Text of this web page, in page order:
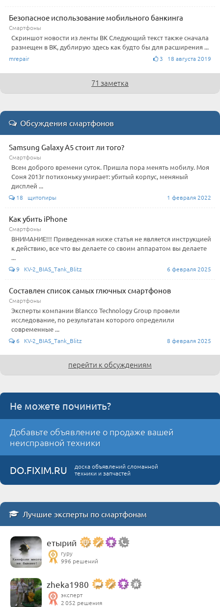
Безопасное использование мобильного банкинга
Смартфоны
Скриншот новости из ленты ВК Следующий текст также сначала
размещен в ВК, дублирую здесь как будто бы для расширения ...
mrepair 3 18 августа 2019
71 заметка
Обсуждения смартфонов
Samsung Galaxy A5 стоит ли того?
Смартфоны
Всем доброго времени суток. Пришла пора менять мобилу. Моя
Соня 2013г потихоньку умирает: убитый корпус, меняный
дисплей ...
18 щитопиры 1 февраля 2022
Как убить iPhone
Смартфоны
ВНИМАНИЕ!!! Приведенная ниже статья не является инструкцией
к действию, все что вы делаете со своим аппаратом вы делаете
...
9 KV-2_BIAS_Tank_Blitz 6 февраля 2025
Составлен список самых глючных смартфонов
Смартфоны
Эксперты компании Blancco Technology Group провели
исследование, по результатам которого определили
современные ...
6 KV-2_BIAS_Tank_Blitz 8 февраля 2025
перейти к обсуждениям
Не можете починить?
Добавьте объявление о продаже вашей
неисправной техники
DO.FIXIM.RU
доска объявлений сломанной
техники и запчастей
Лучшие эксперты по смартфонам
етырий
гуру
996 решений
zheka1980
эксперт
2 052 решения